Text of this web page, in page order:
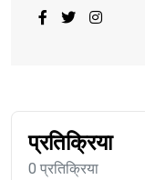
प्रतिक्रिया
0 प्रतिक्रिया